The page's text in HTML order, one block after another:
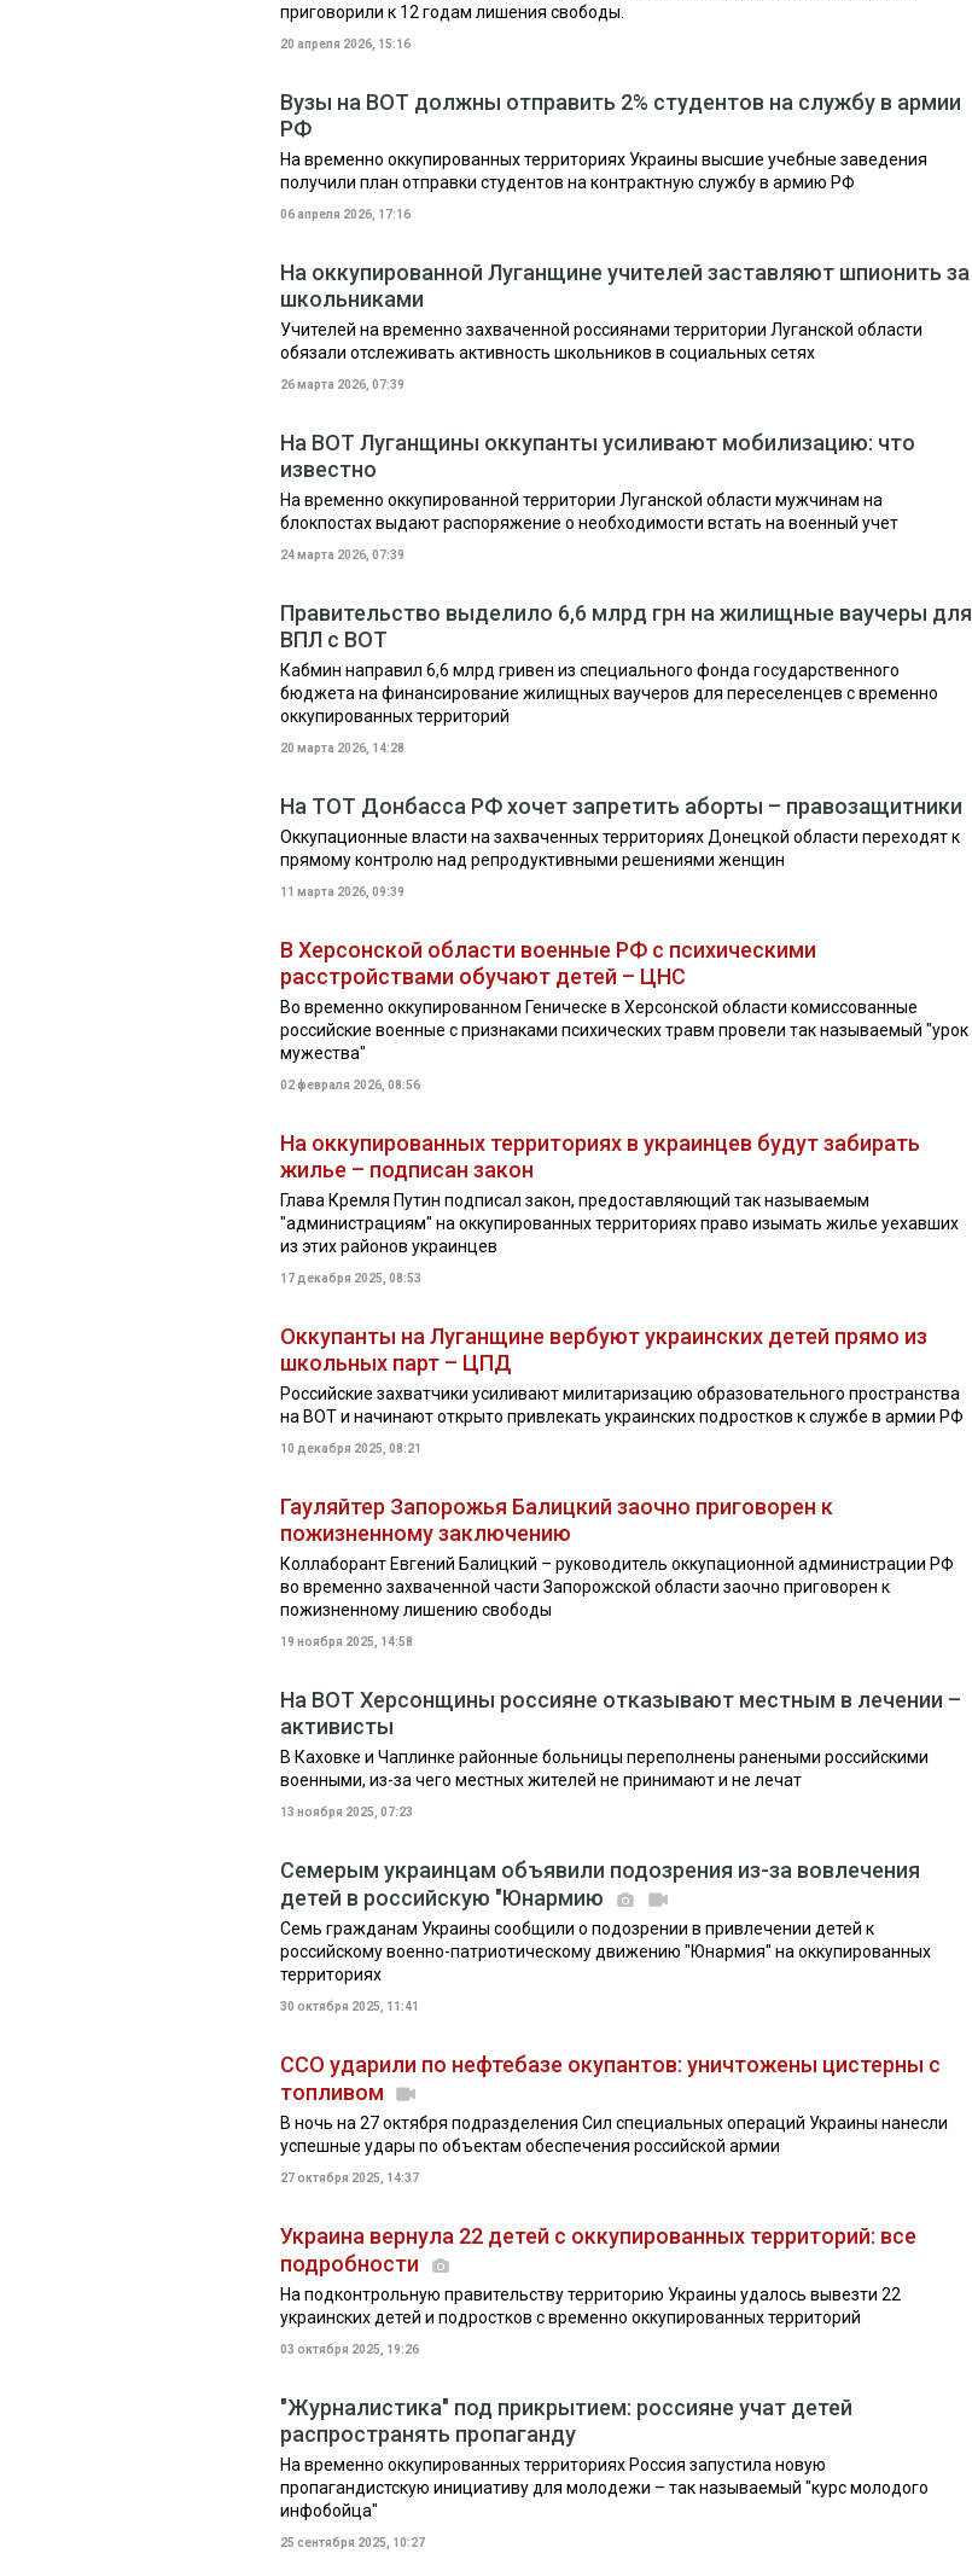
приговорили к 12 годам лишения свободы.
20 апреля 2026, 15:16
Вузы на ВОТ должны отправить 2% студентов на службу в армии
РФ
На временно оккупированных территориях Украины высшие учебные заведения
получили план отправки студентов на контрактную службу в армию РФ
06 апреля 2026, 17:16
На оккупированной Луганщине учителей заставляют шпионить за
школьниками
Учителей на временно захваченной россиянами территории Луганской области
обязали отслеживать активность школьников в социальных сетях
26 марта 2026, 07:39
На ВОТ Луганщины оккупанты усиливают мобилизацию: что
известно
На временно оккупированной территории Луганской области мужчинам на
блокпостах выдают распоряжение о необходимости встать на военный учет
24 марта 2026, 07:39
Правительство выделило 6,6 млрд грн на жилищные ваучеры для
ВПЛ с ВОТ
Кабмин направил 6,6 млрд гривен из специального фонда государственного
бюджета на финансирование жилищных ваучеров для переселенцев с временно
оккупированных территорий
20 марта 2026, 14:28
На ТОТ Донбасса РФ хочет запретить аборты – правозащитники
Оккупационные власти на захваченных территориях Донецкой области переходят к
прямому контролю над репродуктивными решениями женщин
11 марта 2026, 09:39
В Херсонской области военные РФ с психическими
расстройствами обучают детей – ЦНС
Во временно оккупированном Геническе в Херсонской области комиссованные
российские военные с признаками психических травм провели так называемый "урок
мужества"
02 февраля 2026, 08:56
На оккупированных территориях в украинцев будут забирать
жилье – подписан закон
Глава Кремля Путин подписал закон, предоставляющий так называемым
"администрациям" на оккупированных территориях право изымать жилье уехавших
из этих районов украинцев
17 декабря 2025, 08:53
Оккупанты на Луганщине вербуют украинских детей прямо из
школьных парт – ЦПД
Российские захватчики усиливают милитаризацию образовательного пространства
на ВОТ и начинают открыто привлекать украинских подростков к службе в армии РФ
10 декабря 2025, 08:21
Гауляйтер Запорожья Балицкий заочно приговорен к
пожизненному заключению
Коллаборант Евгений Балицкий – руководитель оккупационной администрации РФ
во временно захваченной части Запорожской области заочно приговорен к
пожизненному лишению свободы
19 ноября 2025, 14:58
На ВОТ Херсонщины россияне отказывают местным в лечении –
активисты
В Каховке и Чаплинке районные больницы переполнены ранеными российскими
военными, из-за чего местных жителей не принимают и не лечат
13 ноября 2025, 07:23
Семерым украинцам объявили подозрения из-за вовлечения
детей в российскую "Юнармию
Семь гражданам Украины сообщили о подозрении в привлечении детей к
российскому военно-патриотическому движению "Юнармия" на оккупированных
территориях
30 октября 2025, 11:41
ССО ударили по нефтебазе окупантов: уничтожены цистерны с
топливом
В ночь на 27 октября подразделения Сил специальных операций Украины нанесли
успешные удары по объектам обеспечения российской армии
27 октября 2025, 14:37
Украина вернула 22 детей с оккупированных территорий: все
подробности
На подконтрольную правительству территорию Украины удалось вывезти 22
украинских детей и подростков с временно оккупированных территорий
03 октября 2025, 19:26
"Журналистика" под прикрытием: россияне учат детей
распространять пропаганду
На временно оккупированных территориях Россия запустила новую
пропагандистскую инициативу для молодежи – так называемый "курс молодого
инфобойца"
25 сентября 2025, 10:27